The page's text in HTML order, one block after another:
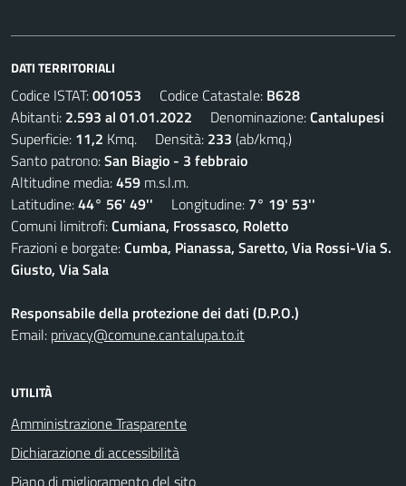
DATI TERRITORIALI
Codice ISTAT:001053 Codice Catastale: B628
Abitanti: 2.593 al 01.01.2022 Denominazione:Cantalupesi
Superficie: 11,2 Kmq. Densità: 233 (ab/kmq.)
Santo patrono:San Biagio - 3 febbraio
Altitudine media:459 m.s.l.m.
Latitudine:44° 56' 49'' Longitudine: 7° 19' 53''
Comuni limitrofi:Cumiana, Frossasco, Roletto
Frazioni e borgate:Cumba, Pianassa, Saretto, Via Rossi-Via S.
Giusto, Via Sala
Responsabile della protezione dei dati (D.P.O.)
Email: privacy@comune.cantalupa.to.it
UTILITÀ
Amministrazione Trasparente
Dichiarazione di accessibilità
Piano di miglioramento del sito